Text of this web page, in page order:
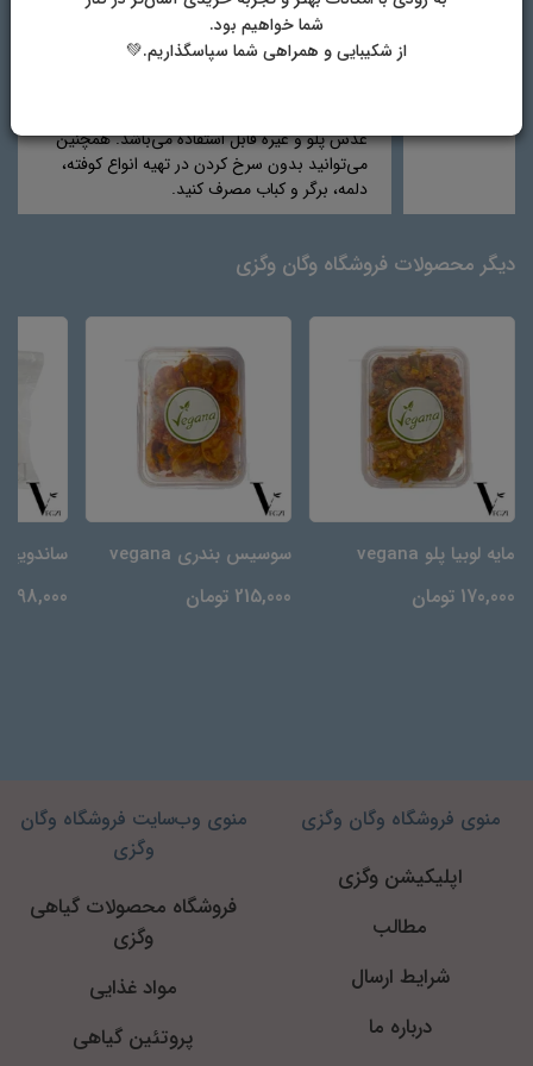
حاوی امگا 3، بدون کلسترول
عدس پلو و غیره قابل استفاده می‌باشد. همچنین
می‌توانید بدون سرخ کردن در تهیه انواع کوفته،
دلمه، برگر و کباب مصرف کنید.
دیگر محصولات فروشگاه وگان وگزی
مایه لوبیا پلو vegana
170,000 تومان
سوسیس بندری vegana
215,000 تومان
ساندویچ
198,000 تومان
شما خواهیم بود.
از شکیبایی و همراهی شما سپاسگذاریم.💚
منوی فروشگاه وگان وگزی
اپلیکیشن وگزی
مطالب
شرایط ارسال
درباره ما
منوی وب‌سایت فروشگاه وگان
وگزی
فروشگاه محصولات گیاهی
وگزی
مواد غذایی
پروتئین گیاهی